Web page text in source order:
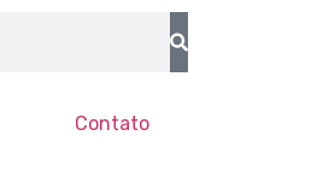
Contato